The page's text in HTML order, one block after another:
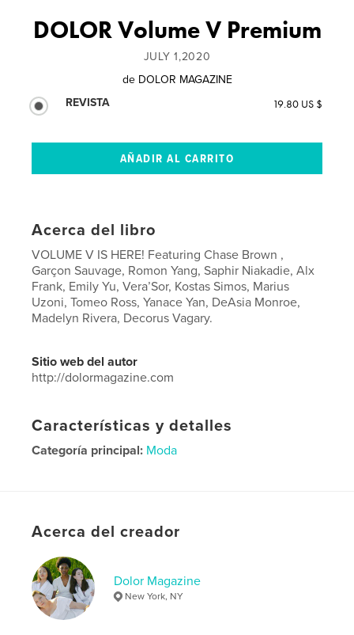
DOLOR Volume V Premium
JULY 1,2020
de DOLOR MAGAZINE
REVISTA
19.80 US $
Acerca del libro
VOLUME V IS HERE! Featuring Chase Brown ,
Garçon Sauvage, Romon Yang, Saphir Niakadie, Alx
Frank, Emily Yu, Vera’Sor, Kostas Simos, Marius
Uzoni, Tomeo Ross, Yanace Yan, DeAsia Monroe,
Madelyn Rivera, Decorus Vagary.
Sitio web del autor
http://dolormagazine.com
Características y detalles
Categoría principal: Moda
IdiomaEnglish
Palabras clave
dolor magazine , dolormagazine
Acerca del creador
Dolor Magazine
New York, NY